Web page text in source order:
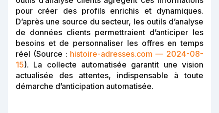
pour créer des profils enrichis et dynamiques.
D’après une source du secteur, les outils d’analyse
de données clients permettraient d’anticiper les
besoins et de personnaliser les offres en temps
réel (Source : histoire-adresses.com — 2024-08-
15). La collecte automatisée garantit une vision
actualisée des attentes, indispensable à toute
démarche d’anticipation automatisée.